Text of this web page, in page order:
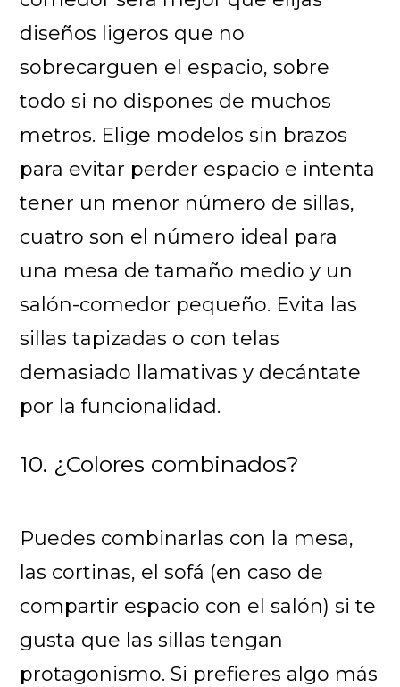
diseños ligeros que no
sobrecarguen el espacio, sobre
todo si no dispones de muchos
metros. Elige modelos sin brazos
para evitar perder espacio e intenta
tener un menor número de sillas,
cuatro son el número ideal para
una mesa de tamaño medio y un
salón-comedor pequeño. Evita las
sillas tapizadas o con telas
demasiado llamativas y decántate
por la funcionalidad.
10. ¿Colores combinados?
Puedes combinarlas con la mesa,
las cortinas, el sofá (en caso de
compartir espacio con el salón) si te
gusta que las sillas tengan
protagonismo. Si prefieres algo más